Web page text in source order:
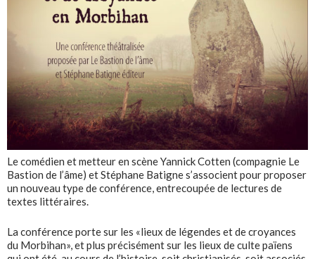
Le comédien et metteur en scèneYannick Cotten (compagnie Le
Bastion de l’âme) et Stéphane Batigne s’associent pour proposer
un nouveau type de conférence, entrecoupée de lectures de
textes littéraires.
La conférence porte sur les «lieux de légendes et de croyances
du Morbihan», et plus précisément sur les lieux de culte païens